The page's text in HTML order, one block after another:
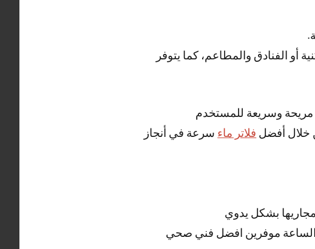
الفنادق والمطاعم، كما يتوفر
مريحة وسريعة للمستخدم
خلال أفضل فلاتر ماء سرعة في أنجاز
بشكل يدوي
موفرين افضل فني صحي